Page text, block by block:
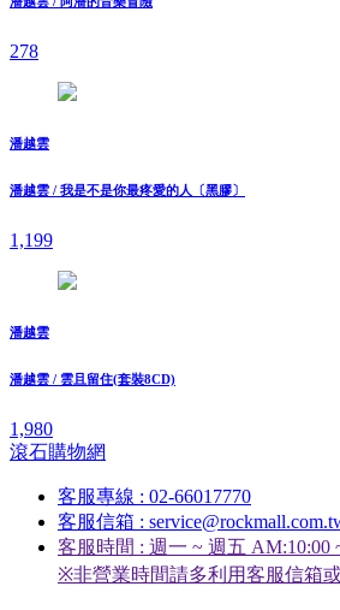
278
潘越雲
潘越雲 / 我是不是你最疼愛的人〔黑膠〕
1,199
潘越雲
潘越雲 / 雲且留住(套裝8CD)
1,980
滾石購物網
客服專線 : 02-66017770
客服信箱 :
客服時間 : 週一 ~ 週五 AM:10:00
※非營業時間請多利用客服信箱